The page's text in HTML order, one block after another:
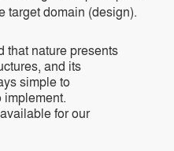
target domain (design).
that nature presents
and its
simple to
implement.
for our